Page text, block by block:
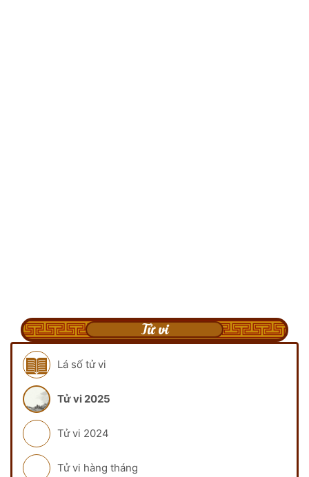
Tử vi
Lá số tử vi
Tử vi 2025
Tử vi 2024
Tử vi hàng tháng